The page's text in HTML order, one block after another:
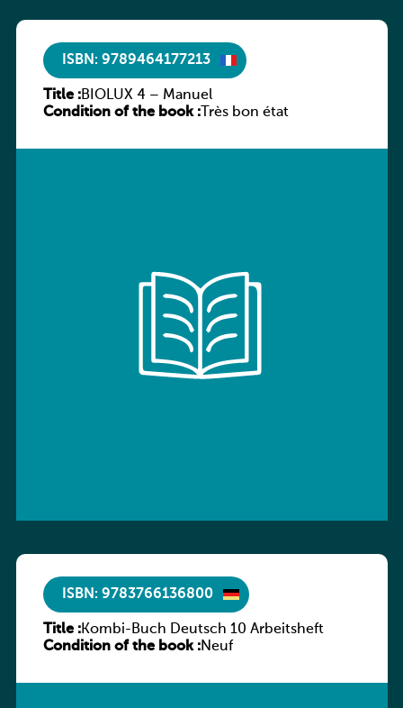
ISBN: 9789464177213
Title :BIOLUX 4 – Manuel
Condition of the book :Très bon état
ISBN: 9783766136800
Title :Kombi-Buch Deutsch 10 Arbeitsheft
Condition of the book :Neuf